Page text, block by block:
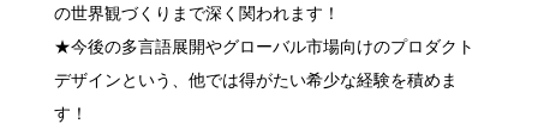
の世界観づくりまで深く関われます！
★今後の多言語展開やグローバル市場向けのプロダクト
デザインという、他では得がたい希少な経験を積めま
す！